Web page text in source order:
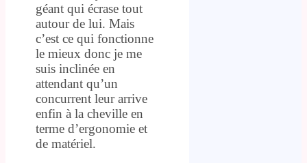
géant qui écrase tout
autour de lui. Mais
c’est ce qui fonctionne
le mieux donc je me
suis inclinée en
attendant qu’un
concurrent leur arrive
enfin à la cheville en
terme d’ergonomie et
de matériel.